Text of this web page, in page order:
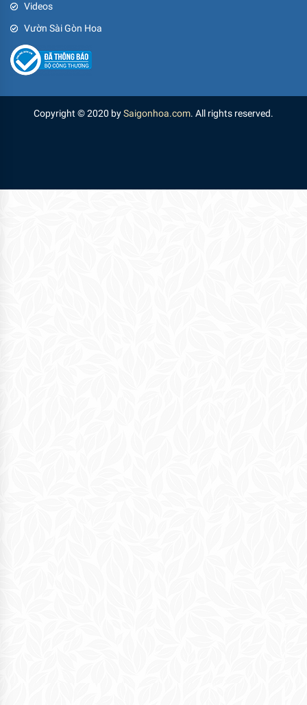
Videos
Vườn Sài Gòn Hoa
Copyright © 2020 bySaigonhoa.com. All rights reserved.